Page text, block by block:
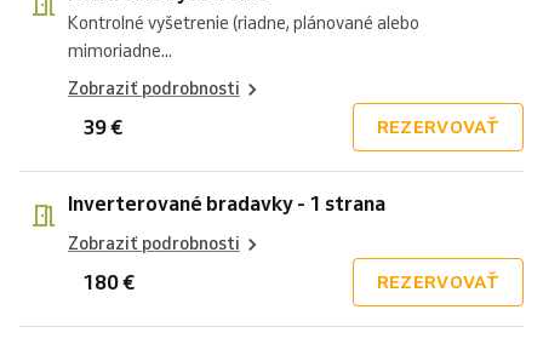
Kontrolné vyšetrenie (riadne, plánované alebo
mimoriadne...
Zobraziť podrobnosti
39 € REZERVOVAŤ
Inverterované bradavky - 1 strana
Zobraziť podrobnosti
180 € REZERVOVAŤ